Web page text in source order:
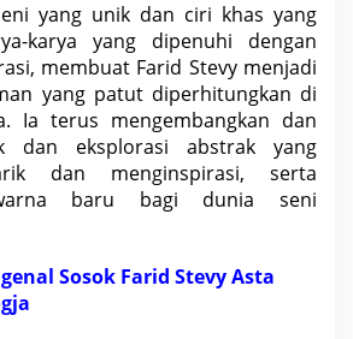
yang unik dan ciri khas yang
karya yang dipenuhi dengan
membuat Farid Stevy menjadi
yang patut diperhitungkan di
Ia terus mengembangkan dan
dan eksplorasi abstrak yang
dan menginspirasi, serta
baru bagi dunia seni
Sosok Farid Stevy Asta